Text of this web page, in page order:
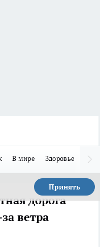
В мире Здоровье
Принять
дорога
ветра